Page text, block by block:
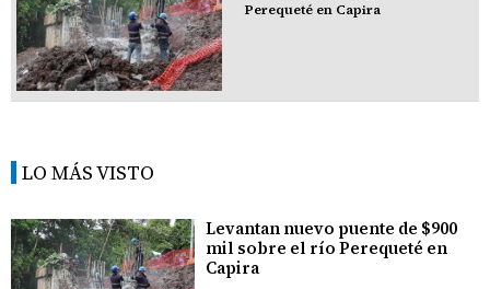
Perequeté en Capira
LO MÁS VISTO
Levantan nuevo puente de $900
mil sobre el río Perequeté en
Capira